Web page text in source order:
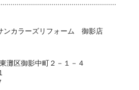
ンカラーズリフォーム 御影店
灘区御影中町２－１－４